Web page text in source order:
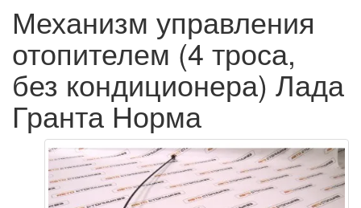
Механизм управления
отопителем (4 троса,
без кондиционера) Лада
Гранта Норма